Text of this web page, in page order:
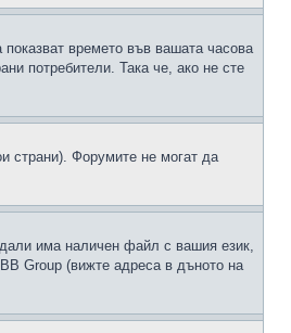
времето във вашата часова
потребители. Така че, ако не сте
страни). Форумите не могат да
има наличен файл с вашия език,
Group (вижте адреса в дъното на